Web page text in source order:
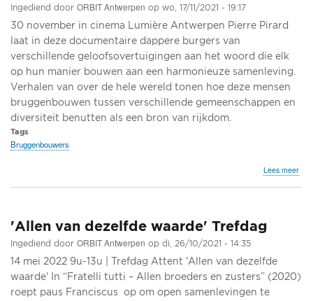
Ingediend door ORBIT Antwerpen op wo, 17/11/2021 - 19:17
30 november in cinema Lumière Antwerpen Pierre Pirard
laat in deze documentaire dappere burgers van
verschillende geloofsovertuigingen aan het woord die elk
op hun manier bouwen aan een harmonieuze samenleving.
Verhalen van over de hele wereld tonen hoe deze mensen
bruggenbouwen tussen verschillende gemeenschappen en
diversiteit benutten als een bron van rijkdom.
Tags
Bruggenbouwers
Lees meerover
'Allen van dezelfde waarde' Trefdag
Ingediend door ORBIT Antwerpen op di, 26/10/2021 - 14:35
14 mei 2022 9u-13u | Trefdag Attent 'Allen van dezelfde
waarde' In “Fratelli tutti – Allen broeders en zusters” (2020)
roept paus Franciscus op om open samenlevingen te